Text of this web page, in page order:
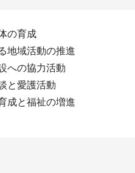
の育成
地域活動の推進
への協力活動
と愛護活動
成と福祉の増進